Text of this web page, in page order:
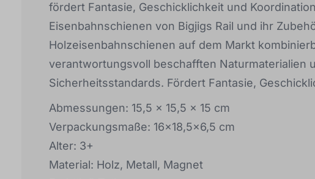
fördert Fantasie, Geschicklichkeit und
Eisenbahnschienen von Bigjigs Rail und ihr
Holzeisenbahnschienen auf dem Markt
verantwortungsvoll beschafften Naturmaterialien
Sicherheitsstandards. Fördert Fantasie,
Abmessungen: 15,5 x 15,5 x 15 cm
Verpackungsmaße: 16x18,5x6,5 cm
Alter: 3+
Material: Holz, Metall, Magnet